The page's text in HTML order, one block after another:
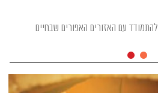
עם האזורים האפורים שבחיים